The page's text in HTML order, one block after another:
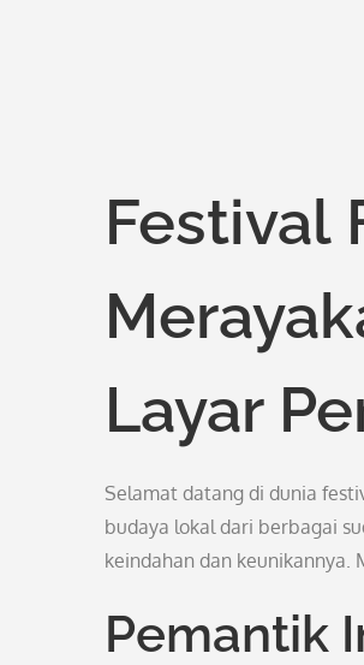
Festival
Layar
Selamat datang di dunia
budaya lokal dari berbagai
keindahan dan keunikannya.
Pemantik